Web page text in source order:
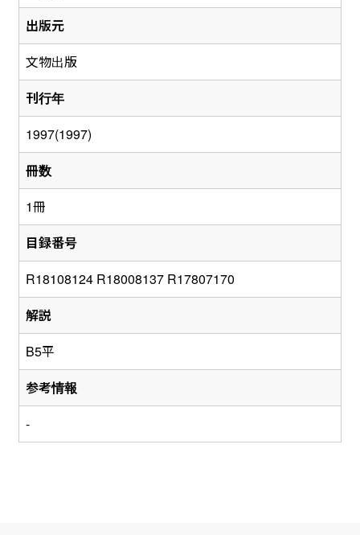
出版元
文物出版
刊行年
1997(1997)
冊数
1冊
目録番号
R18108124 R18008137 R17807170
解説
B5平
参考情報
-